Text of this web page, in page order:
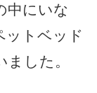
中にいな
ットベッド
した。